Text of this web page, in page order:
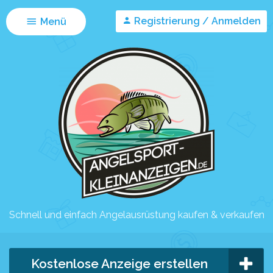
Menü Registrierung / Anmelden
Schnell und einfach Angelausrüstung kaufen & verkaufen
Kostenlose Anzeige erstellen